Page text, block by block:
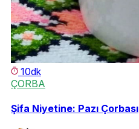
10dk
ÇORBA
Şifa Niyetine: Pazı Çorbası